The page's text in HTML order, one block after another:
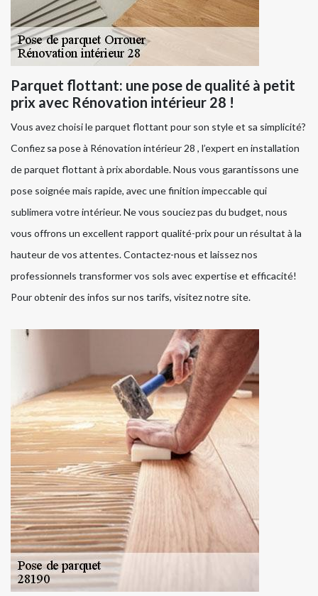
Parquet flottant: une pose de qualité à petit
prix avec Rénovation intérieur 28 !
Vous avez choisi le parquet flottant pour son style et sa simplicité?
Confiez sa pose à Rénovation intérieur 28 , l’expert en installation
de parquet flottant à prix abordable. Nous vous garantissons une
pose soignée mais rapide, avec une finition impeccable qui
sublimera votre intérieur. Ne vous souciez pas du budget, nous
vous offrons un excellent rapport qualité-prix pour un résultat à la
hauteur de vos attentes. Contactez-nous et laissez nos
professionnels transformer vos sols avec expertise et efficacité!
Pour obtenir des infos sur nos tarifs, visitez notre site.